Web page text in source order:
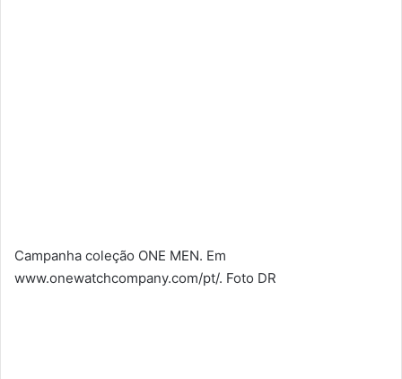
Campanha coleção ONE MEN. Em
www.onewatchcompany.com/pt/. Foto DR